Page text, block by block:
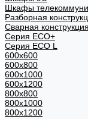
Шкафы
Разборная
Сварная конструкция
Серия ECO+
Серия ECO L
600x600
600x800
600х1000
600х1200
800x800
800х1000
800х1200